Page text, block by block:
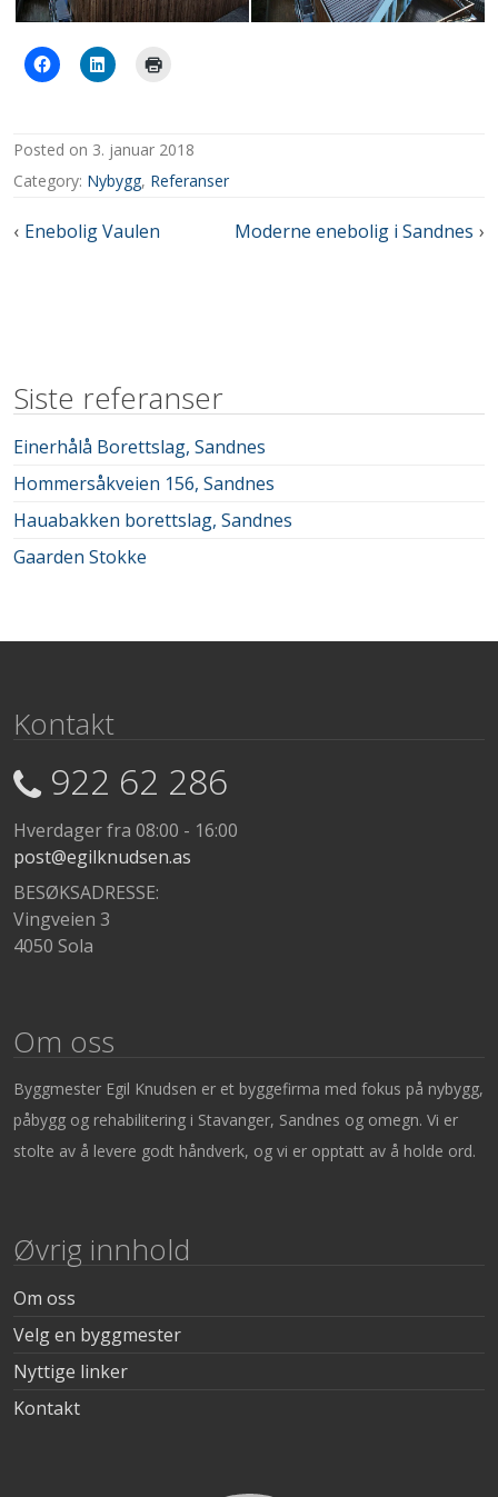
posted on 3. januar 2018
Category: Nybygg, Referanser
Innleggsnavigasjon
Enebolig Vaulen Moderne enebolig i Sandnes
Siste referanser
Einerhålå Borettslag, Sandnes
Hommersåkveien 156, Sandnes
Hauabakken borettslag, Sandnes
Gaarden Stokke
Kontakt
922 62 286
Hverdager fra 08:00 - 16:00
post@egilknudsen.as
BESØKSADRESSE:
Vingveien 3
4050 Sola
Om oss
Byggmester Egil Knudsen er et byggefirma med fokus på nybygg,
påbygg og rehabilitering i Stavanger, Sandnes og omegn. Vi er
stolte av å levere godt håndverk, og vi er opptatt av å holde ord.
Øvrig innhold
Om oss
Velg en byggmester
Nyttige linker
Kontakt